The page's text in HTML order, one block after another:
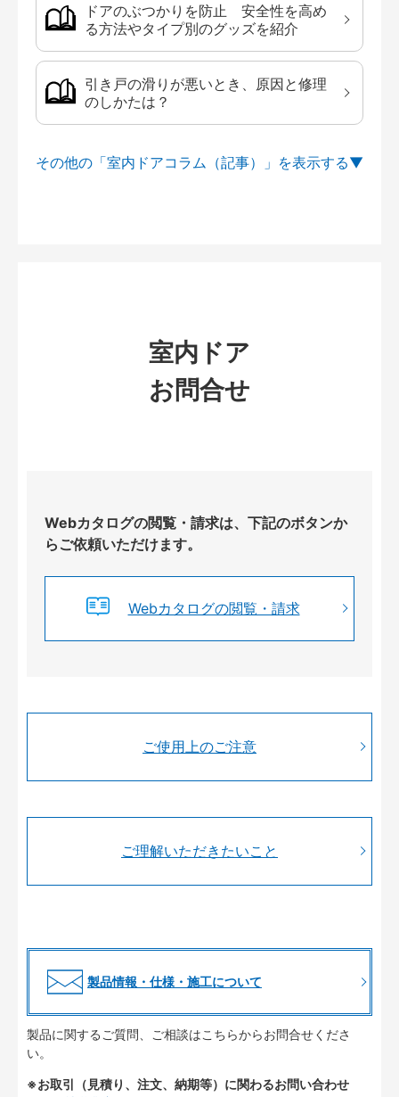
ドアのぶつかりを防止 安全性を高め
る方法やタイプ別のグッズを紹介
引き戸の滑りが悪いとき、原因と修理
のしかたは？
その他の「室内ドアコラム（記事）」を
室内ドア
お問合せ
Webカタログの閲覧・請求は、下記のボタンか
らご依頼いただけます。
Webカタログの閲覧・請求
ご使用上のご注意
ご理解いただきたいこと
製品情報・仕様・施工について
製品に関するご質問、ご相談はこちらからお問合せくださ
い。
※お取引（見積り、注文、納期等）に関わるお問い合わせ